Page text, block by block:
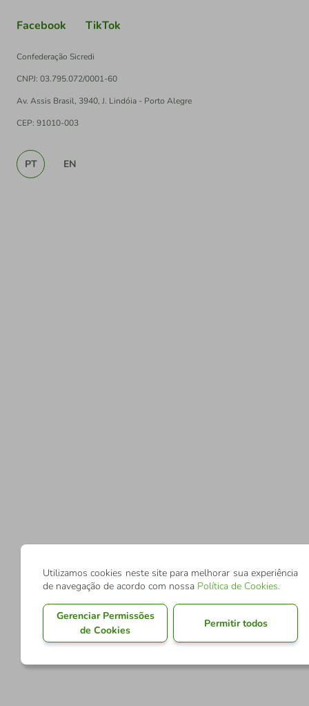
Facebook TikTok
Confederação Sicredi
CNPJ: 03.795.072/0001-60
Av. Assis Brasil, 3940, J. Lindóia - Porto Alegre
CEP: 91010-003
PT EN
Utilizamos cookies neste site para melhorar sua experiência
de navegação de acordo com nossa Política de Cookies.
Gerenciar Permissões
de Cookies
Permitir todos